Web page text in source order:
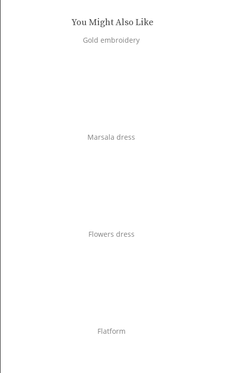
You Might Also Like
Gold embroidery
Marsala dress
Flowers dress
Flatform